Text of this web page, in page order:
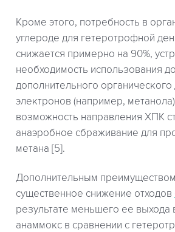
Кроме этого, потребность в
углероде для гетеротрофной
снижается примерно на 90%,
необходимость использования
дополнительного
электронов (например,
возможность направления ХПК
анаэробное сбраживание для
метана [5].
Дополнительным
существенное снижение отходов
результате меньшего ее выхода
анаммокс в сравнении с